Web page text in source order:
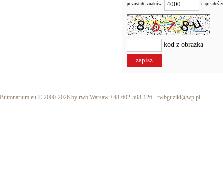
pozostało znaków: napisałeś
kod z obrazka
Buttonarium.eu © 2000-2026 by rwb Warsaw +48-602-508-126 - rwbguziki@wp.pl